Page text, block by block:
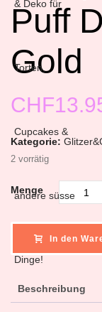
Puff
Gold
CHF
Kategorie:
2 vorrätig
Menge
In den
Beschreibung